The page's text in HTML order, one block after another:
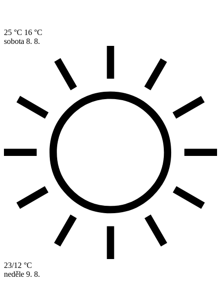
25 °C 16 °C
sobota 8. 8.
23/12 °C
neděle 9. 8.